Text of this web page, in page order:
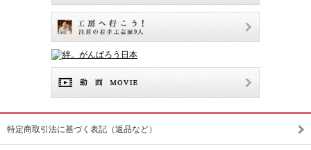
特定商取引法に基づく表記（返品など）